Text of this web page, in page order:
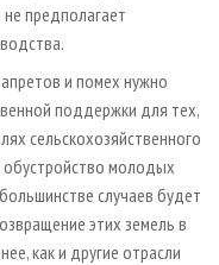
предполагает
и помех нужно
поддержки для тех,
сельскохозяйственного
обустройство молодых
случаев будет
этих земель в
как и другие отрасли